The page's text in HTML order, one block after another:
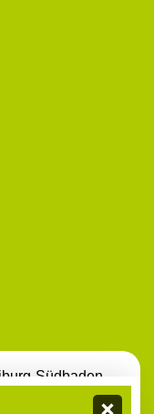
Südbaden